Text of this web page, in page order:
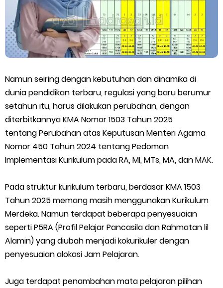
Cara Install Aplikasi Exam Browser Client TKA 2026
Juknis Pembayaran TPG Guru Madrasah 2026
Edaran Penyaluran BOP RA & BOS Madrasah Tahap I Tahun
2026
Yang Dilakukan Proktor Sebelum Simulasi TKA
Juknis Pembelajaran pada Bulan Ramadan 2026
Cara Aktivasi PTK di EMIS GTK
Namun seiring dengan kebutuhan dan dinamika di
dunia pendidikan terbaru, regulasi yang baru berumur
setahun itu, harus dilakukan perubahan, dengan
diterbitkannya KMA Nomor 1503 Tahun 2025
tentang Perubahan atas Keputusan Menteri Agama
Nomor 450 Tahun 2024 tentang Pedoman
Implementasi Kurikulum pada RA, MI, MTs, MA, dan MAK.
Pada struktur kurikulum terbaru, berdasar KMA 1503
Tahun 2025 memang masih menggunakan Kurikulum
Merdeka. Namun terdapat beberapa penyesuaian
seperti P5RA (Profil Pelajar Pancasila dan Rahmatan lil
Alamin) yang diubah menjadi kokurikuler dengan
penyesuaian alokasi Jam Pelajaran.
Juga terdapat penambahan mata pelajaran pilihan